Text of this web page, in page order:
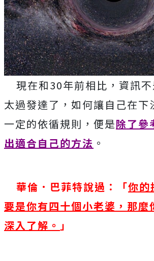
現在和30年前相比，資訊不
太過發達了，如何讓自己在下
一定的依循規則，便是除了參
出適合自己的方法 。
華倫．巴菲特說過：「你的
要是你有四十個小老婆，那麼
深入了解。 」